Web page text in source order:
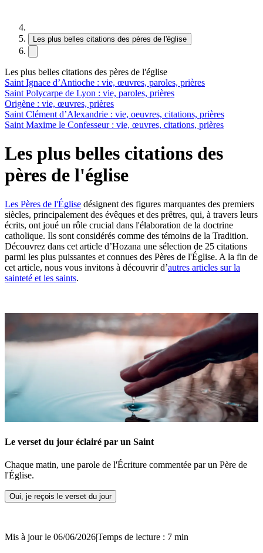
Les plus belles citations des pères de l'église
Les plus belles citations des pères de l'église
Saint Ignace d’Antioche : vie, œuvres, paroles, prières
Saint Polycarpe de Lyon : vie, paroles, prières
Origène : vie, œuvres, prières
Saint Clément d’Alexandrie : vie, oeuvres, citations, prières
Saint Maxime le Confesseur : vie, œuvres, citations, prières
Les plus belles citations des
pères de l'église
Les Pères de l'Église désignent des figures marquantes des premiers
siècles, principalement des évêques et des prêtres, qui, à travers leurs
écrits, ont joué un rôle crucial dans l'élaboration de la doctrine
catholique. Ils sont considérés comme des témoins de la Tradition.
Découvrez dans cet article d’Hozana une sélection de 25 citations
parmi les plus puissantes et connues des Pères de l'Église. A la fin de
cet article, nous vous invitons à découvrir d’autres articles sur la
sainteté et les saints.
Le verset du jour éclairé par un Saint
Chaque matin, une parole de l'Écriture commentée par un Père de
l'Église.
Oui, je reçois le verset du jour
Mis à jour le 06/06/2026|Temps de lecture : 7 min